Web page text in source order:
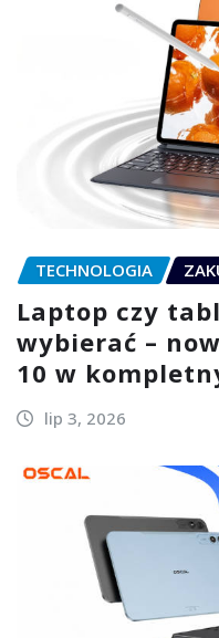
TECHNOLOGIA
Laptop czy
wybierać –
10 w
lip 3, 2026